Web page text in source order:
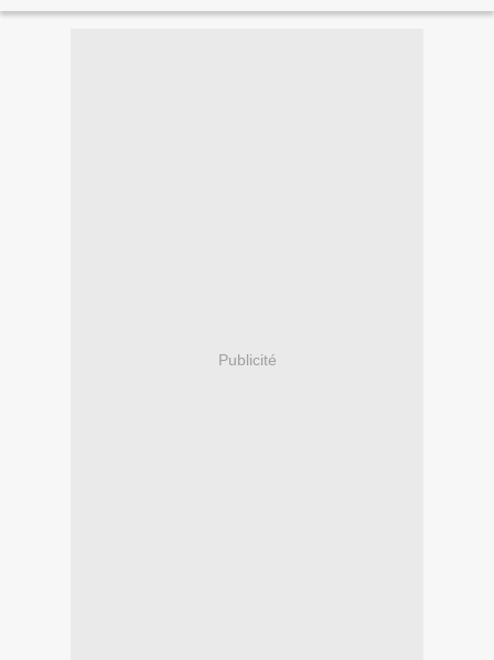
Publicité